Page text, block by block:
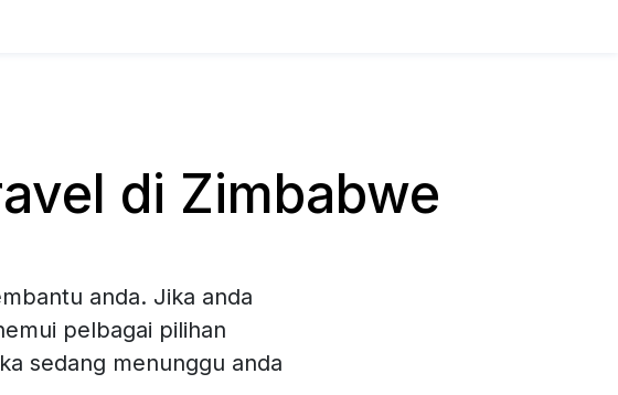
di Zimbabwe
anda. Jika anda
pelbagai pilihan
sedang menunggu anda